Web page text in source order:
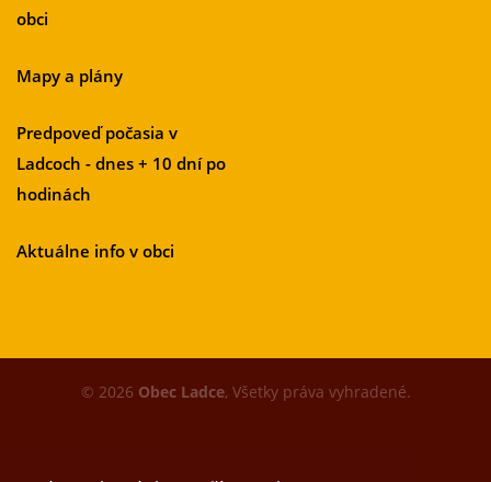
obci
Mapy a plány
Predpoveď počasia v
Ladcoch - dnes + 10 dní po
hodinách
Aktuálne info v obci
© 2026 Obec Ladce, Všetky práva vyhradené.